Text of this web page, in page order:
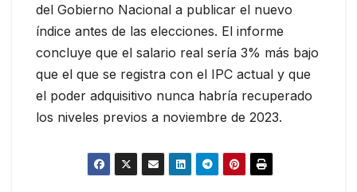
del Gobierno Nacional a publicar el nuevo
índice antes de las elecciones. El informe
concluye que el salario real sería 3% más bajo
que el que se registra con el IPC actual y que
el poder adquisitivo nunca habría recuperado
los niveles previos a noviembre de 2023.